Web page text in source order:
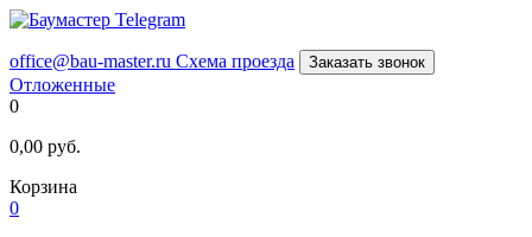
office@bau-master.ru Схема проезда Заказать звонок
Отложенные
0
0,00 руб.
Корзина
0